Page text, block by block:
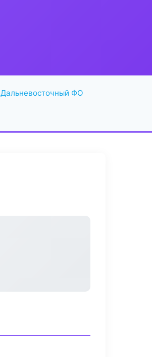
Дальневосточный ФО